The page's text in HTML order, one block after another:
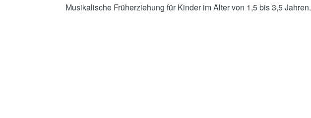
Musikalische Früherziehung für Kinder im Alter von 1,5 bis 3,5 Jahren.